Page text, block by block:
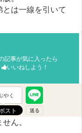
は一線を引いて
記事が気に入ったら
いいねしよう！
やく
ん。